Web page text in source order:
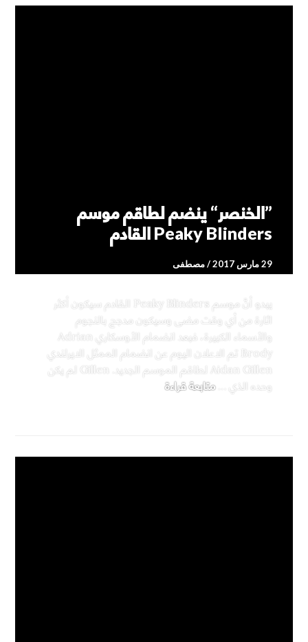
”الخنصر“ ينضم لطاقم موسم
Peaky Blinders القادم
29 مارس 2017 مصطفى
يبدو أنَّ موسم Peaky Blinders القادم سيكون أكثر
اثارة من أي وقت مضى وسيكون مدجج بالنجوم
والأسماء الكبيرة، فبعد انضمام الأوسكاري Adrian
Brody تم الاعلان اليوم عن انضمام الممثل الايرلندي
Aidan Gillen لطاقم الموسم الجديد. Gillen لم يكن
وحده الذي …متابعة قراءة”الخنصر“ ينضم لطاقم موسم Peaky Blinders القادم